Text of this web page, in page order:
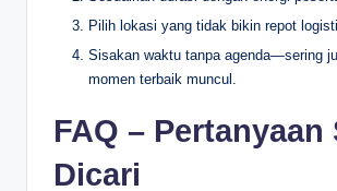
Pilih lokasi yang tidak bikin repot
Sisakan waktu tanpa agenda—sering
momen terbaik muncul.
FAQ – Pertanyaan
Dicari